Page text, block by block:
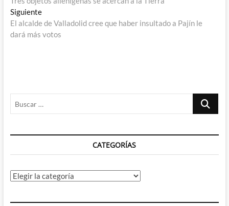
de
entradas
SiguienteEntrada
siguiente:
El alcalde de Valladolid cree que haber insultado a Pajín le
dará más votos
Buscar
CATEGORÍAS
Categorías